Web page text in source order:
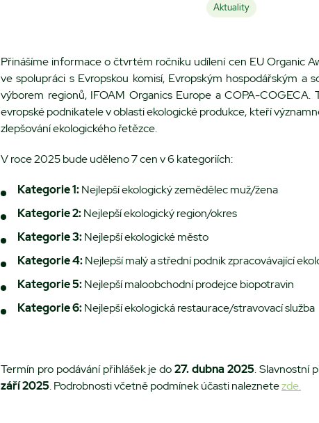
Aktuality
Přinášíme informace o čtvrtém ročníku udílení cen EU Organic
ve spolupráci s Evropskou komisí, Evropským hospodářským a
výborem regionů, IFOAM Organics Europe a COPA-
evropské podnikatele v oblasti ekologické produkce, kteří
zlepšování ekologického řetězce.
V roce 2025 bude uděleno 7 cen v 6 kategoriích:
Kategorie 1:Nejlepší ekologický zemědělec muž/žena
Kategorie 2:Nejlepší ekologický region/okres
Kategorie 3:Nejlepší ekologické město
Kategorie 4:Nejlepší malý a střední podnik zpracovávající
Kategorie 5:Nejlepší maloobchodní prodejce biopotravin
Kategorie 6:Nejlepší ekologická restaurace/stravovací služba
Termín pro podávání přihlášek je do27. dubna 2025. Slavnostní
září 2025. Podrobnosti včetně podmínek účasti naleznetezde.